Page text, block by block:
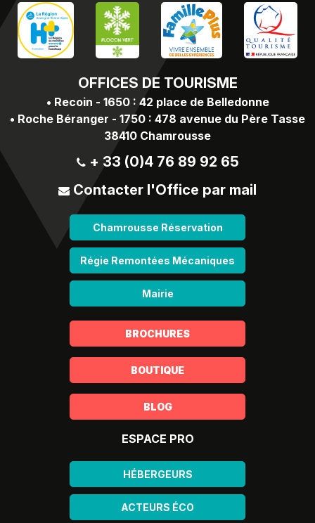
OFFICES DE TOURISME
• Recoin - 1650 : 42 place de Belledonne
• Roche Béranger - 1750 : 478 avenue du Père Tasse
38410 Chamrousse
+ 33 (0)4 76 89 92 65
Contacter l'Office par mail
Chamrousse Réservation
Régie Remontées Mécaniques
Mairie
BROCHURES
BOUTIQUE
BLOG
ESPACE PRO
HÉBERGEURS
ACTEURS ÉCO